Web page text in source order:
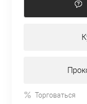
Торговаться